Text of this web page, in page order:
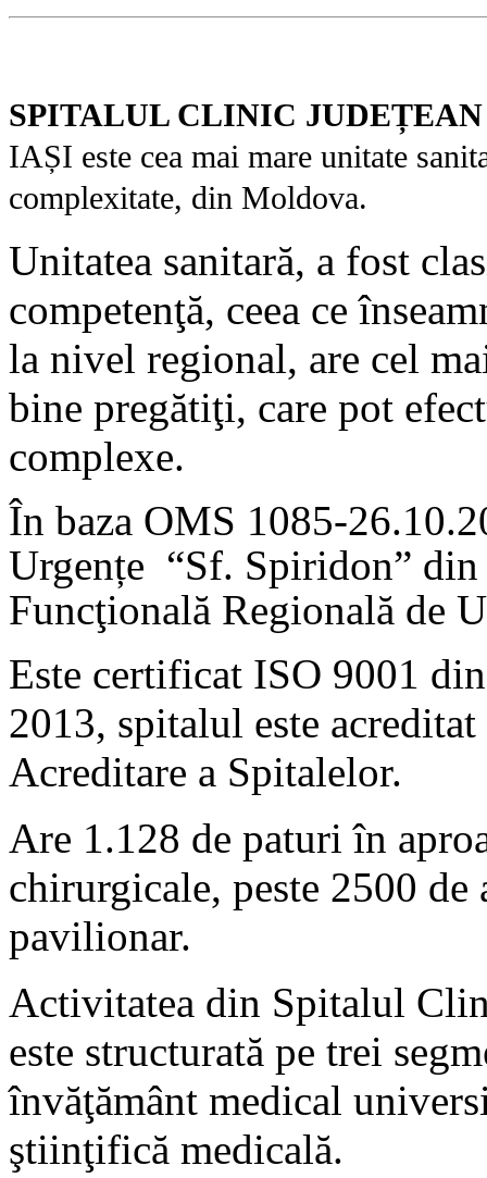
SPITALUL CLINIC
IAȘI este cea mai mare unitate
complexitate, din Moldova.
Unitatea sanitară, a fost
competenţă, ceea ce
la nivel regional, are cel
bine pregătiţi, care pot
complexe.
În baza OMS 1085-
Urgențe “Sf. Spiridon” din
Funcţională Regională de
Este certificat ISO 9001
2013, spitalul este
Acreditare a Spitalelor.
Are 1.128 de paturi în
chirurgicale, peste 2500
pavilionar.
Activitatea din Spitalul
este structurată pe trei
învăţământ medical
ştiinţifică medicală.